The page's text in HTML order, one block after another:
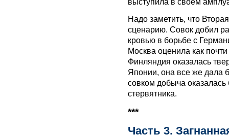
Надо заметить, что
сценарию. Совок добил
кровью в борьбе с
Москва оценила как
Финляндия оказалась
Японии, она все же дала
совком добыча
стервятника.
***
Часть 3.